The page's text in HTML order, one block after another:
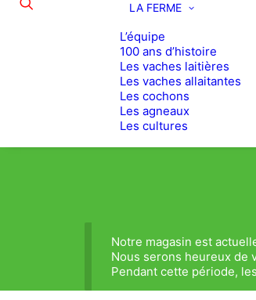
LA FERME
L’équipe
100 ans d’histoire
Les vaches laitières
Les vaches allaitantes
Les cochons
Les agneaux
Les cultures
Notre magasin est
Nous serons heureux de
Pendant cette période,